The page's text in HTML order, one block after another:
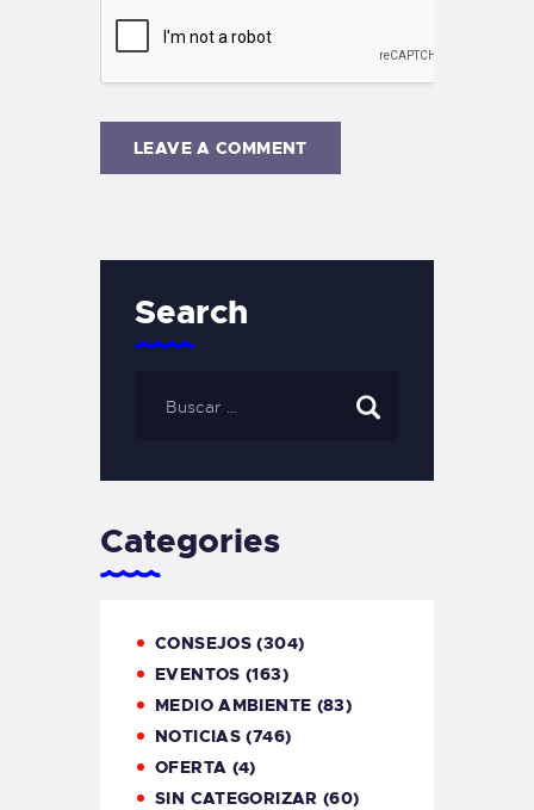
Search
Categories
CONSEJOS (304)
EVENTOS (163)
MEDIO AMBIENTE (83)
NOTICIAS (746)
OFERTA (4)
SIN CATEGORIZAR (60)